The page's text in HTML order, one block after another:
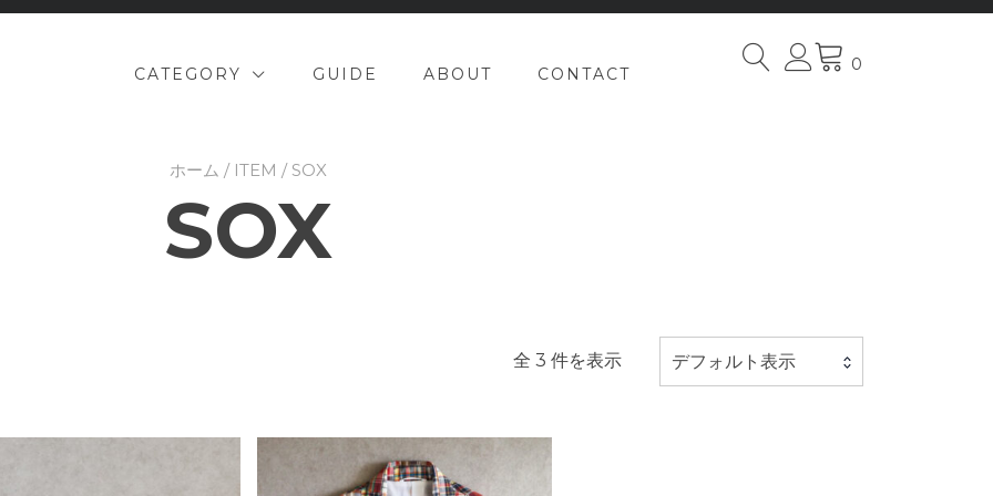
CATEGORY GUIDE ABOUT CONTACT 0
ホーム / ITEM / SOX
SOX
全 3 件を表示 デフォルト表示